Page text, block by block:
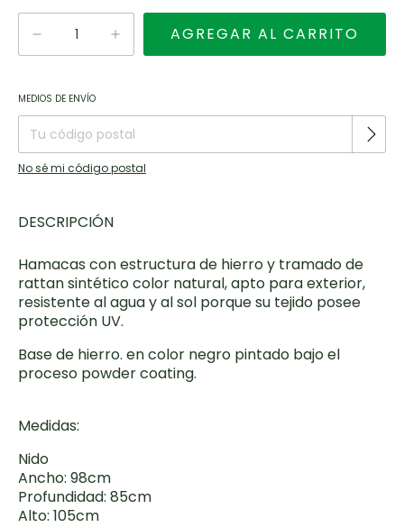
Entregas para el CP:
MEDIOS DE ENVÍO
No sé mi código postal
DESCRIPCIÓN
Hamacas con estructura de hierro y tramado de
rattan sintético color natural, apto para exterior,
resistente al agua y al sol porque su tejido posee
protección UV.
Base de hierro. en color negro pintado bajo el
proceso powder coating.
Medidas:
Nido
Ancho: 98cm
Profundidad: 85cm
Alto: 105cm